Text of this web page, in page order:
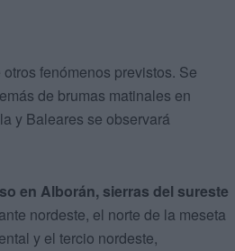
fenómenos previstos. Se
de brumas matinales en
y Baleares se observará
en Alborán, sierras del sureste
nordeste, el norte de la meseta
y el tercio nordeste,